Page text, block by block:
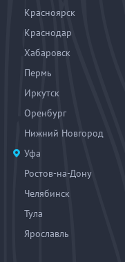
Красноярск
Краснодар
Хабаровск
Пермь
Иркутск
Оренбург
Нижний Новгород
Уфа
Ростов-на-Дону
Челябинск
Тула
Ярославль